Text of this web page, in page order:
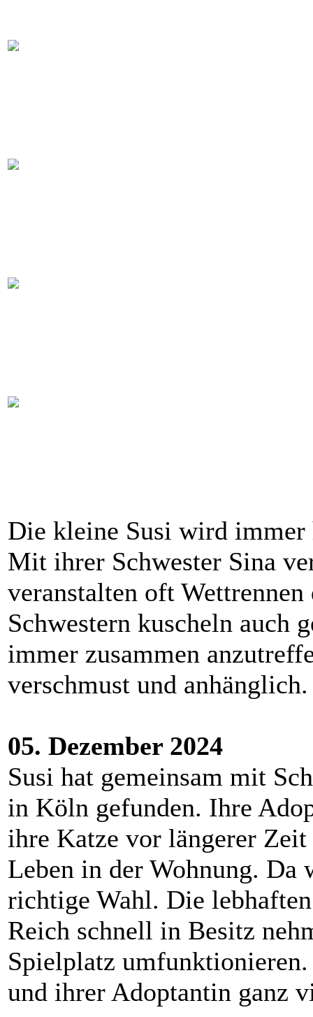
Die kleine Susi wird immer
Mit ihrer Schwester Sina
veranstalten oft
Schwestern kuscheln auch
immer zusammen
verschmust und anhänglich.
05. Dezember 2024
Susi hat gemeinsam mit
in Köln gefunden. Ihre
ihre Katze vor längerer
Leben in der Wohnung. Da
richtige Wahl. Die
Reich schnell in Besitz
Spielplatz
und ihrer Adoptantin ganz